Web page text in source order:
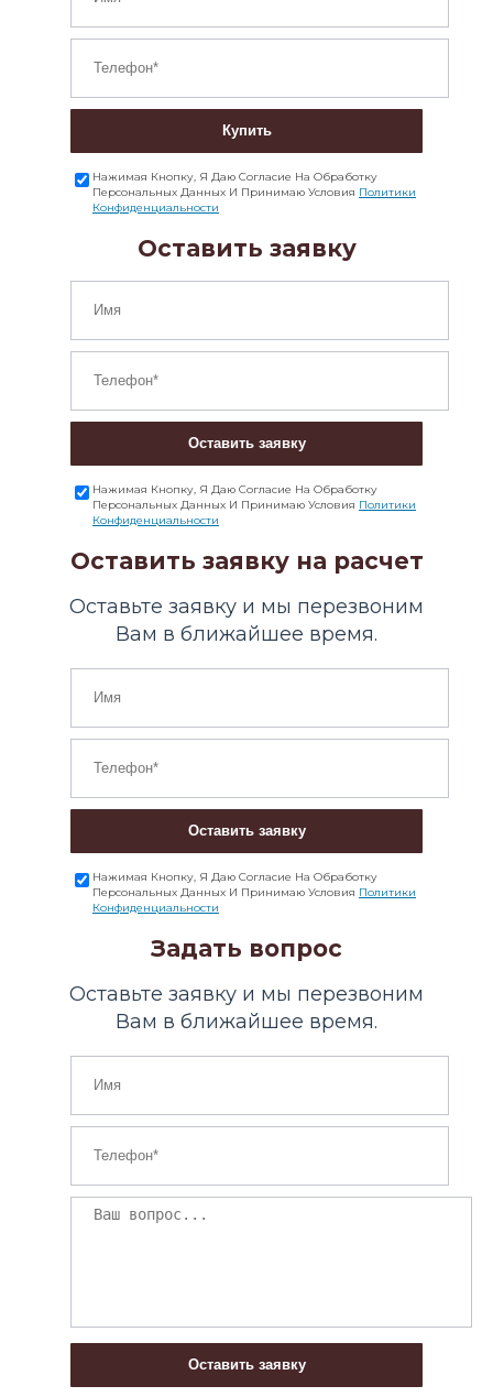
Купить
Нажимая Кнопку, Я Даю Согласие На Обработку
Персональных Данных И Принимаю Условия Политики
Конфиденциальности
Оставить заявку
Оставить заявку
Нажимая Кнопку, Я Даю Согласие На Обработку
Персональных Данных И Принимаю Условия Политики
Конфиденциальности
Оставить заявку на расчет
Оставьте заявку и мы перезвоним
Вам в ближайшее время.
Оставить заявку
Нажимая Кнопку, Я Даю Согласие На Обработку
Персональных Данных И Принимаю Условия Политики
Конфиденциальности
Задать вопрос
Оставьте заявку и мы перезвоним
Вам в ближайшее время.
Оставить заявку